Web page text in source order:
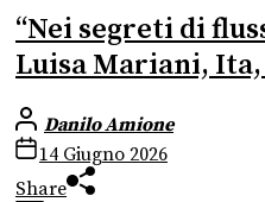
“Nei segreti di
Luisa Mariani, Ita,
Danilo Amione
14 Giugno 2026
Share